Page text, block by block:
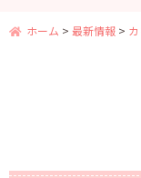
ホーム > 最新情報 >